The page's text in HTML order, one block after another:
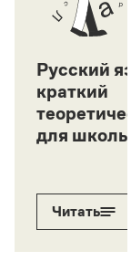
Русский
краткий
для
Читать